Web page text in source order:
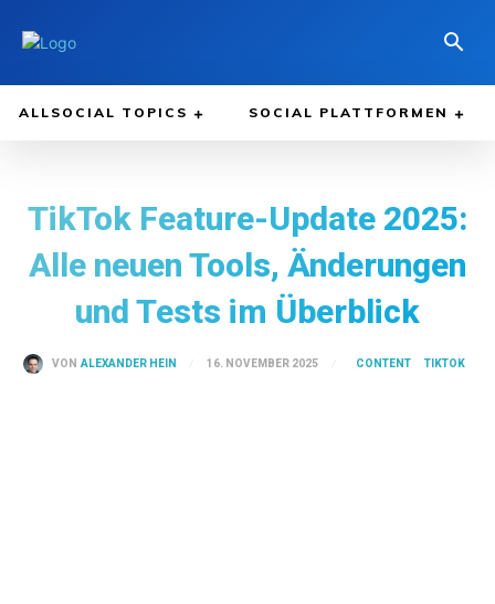
ALLSOCIAL TOPICS SOCIAL PLATTFORMEN
TikTok Feature-Update 2025:
Alle neuen Tools, Änderungen
und Tests im Überblick
VON ALEXANDER HEIN 16. NOVEMBER 2025 CONTENT TIKTOK